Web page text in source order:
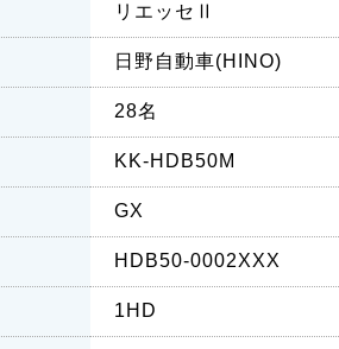
リエッセⅡ
日野自動車(HINO)
28名
KK-HDB50M
GX
HDB50-0002XXX
1HD